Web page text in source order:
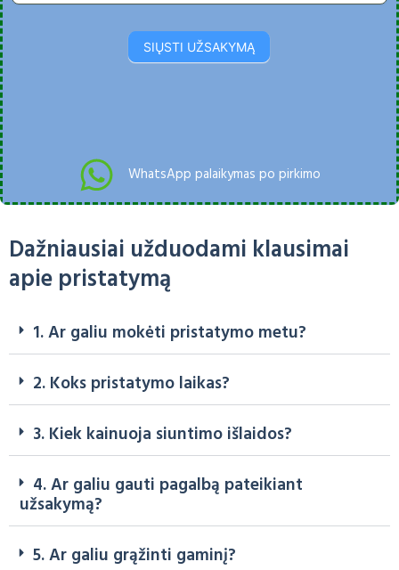
SIŲSTI UŽSAKYMĄ
WhatsApp palaikymas po pirkimo
Dažniausiai užduodami klausimai
apie pristatymą
1. Ar galiu mokėti pristatymo metu?
2. Koks pristatymo laikas?
3. Kiek kainuoja siuntimo išlaidos?
4. Ar galiu gauti pagalbą pateikiant
užsakymą?
5. Ar galiu grąžinti gaminį?